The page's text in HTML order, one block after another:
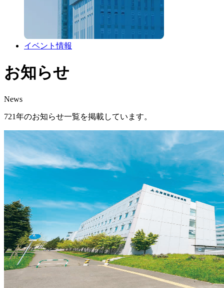
イベント情報
お知らせ
News
721年のお知らせ一覧を掲載しています。